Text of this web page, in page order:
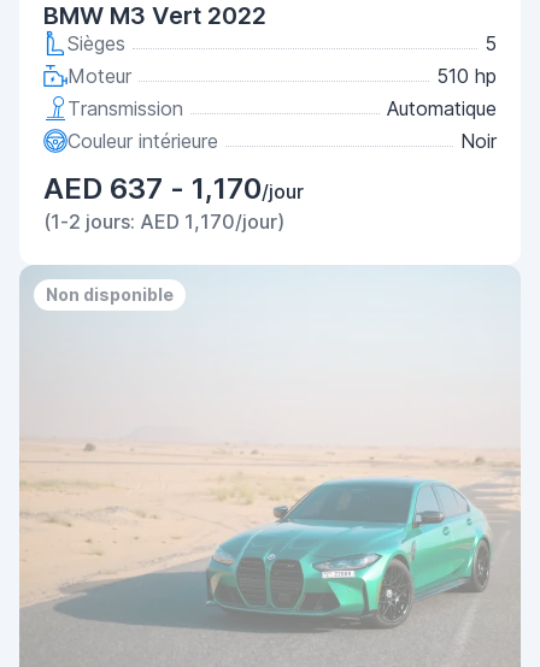
BMW M3 Vert 2022
Sièges
5
Moteur
510 hp
Transmission
Automatique
Couleur intérieure
Noir
AED 637 - 1,170/jour
(1-2 jours: AED 1,170/jour)
Non disponible